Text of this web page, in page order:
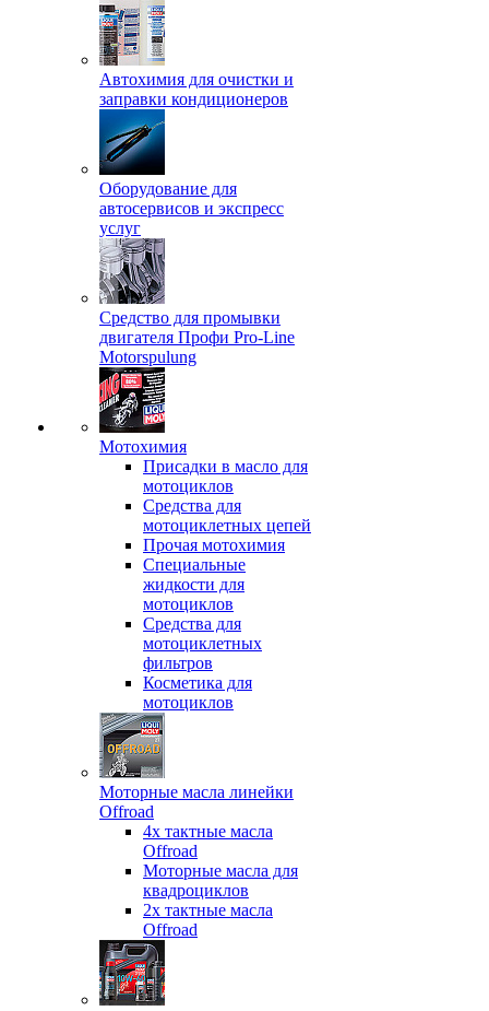
Автохимия для очистки и
заправки кондиционеров
Оборудование для
автосервисов и экспресс
услуг
Средство для промывки
двигателя Профи Pro-Line
Motorspulung
Мотохимия
Присадки в масло для
мотоциклов
Средства для
мотоциклетных цепей
Прочая мотохимия
Специальные
жидкости для
мотоциклов
Средства для
мотоциклетных
фильтров
Косметика для
мотоциклов
Моторные масла линейки
Offroad
4х тактные масла
Offroad
Моторные масла для
квадроциклов
2х тактные масла
Offroad